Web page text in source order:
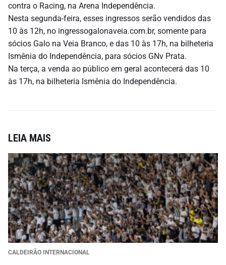
contra o Racing, na Arena Independência.
Nesta segunda-feira, esses ingressos serão vendidos das
10 às 12h, no ingressogalonaveia.com.br, somente para
sócios Galo na Veia Branco, e das 10 às 17h, na bilheteria
Ismênia do Independência, para sócios GNv Prata.
Na terça, a venda ao público em geral acontecerá das 10
às 17h, na bilheteria Ismênia do Independência.
LEIA MAIS
CALDEIRÃO INTERNACIONAL